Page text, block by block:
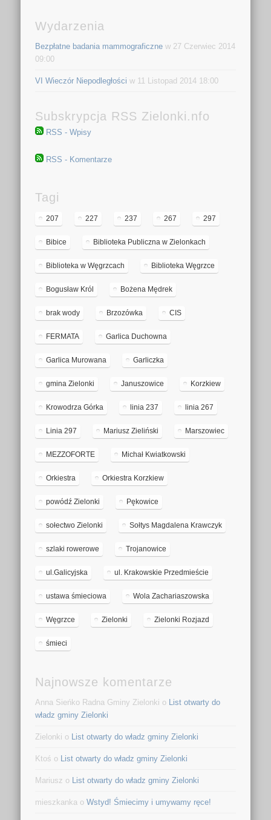
Wydarzenia
Bezpłatne badania mammograficzne w 27 Czerwiec 2014
09:00
VI Wieczór Niepodległości w 11 Listopad 2014 18:00
Subskrypcja RSS Zielonki.nfo
RSS - Wpisy
RSS - Komentarze
Tagi
207 227 237 267 297
Bibice Biblioteka Publiczna w Zielonkach
Biblioteka w Węgrzcach Biblioteka Węgrzce
Bogusław Król Bożena Mędrek
brak wody Brzozówka CIS
FERMATA Garlica Duchowna
Garlica Murowana Garliczka
gmina Zielonki Januszowice Korzkiew
Krowodrza Górka linia 237 linia 267
Linia 297 Mariusz Zieliński Marszowiec
MEZZOFORTE Michał Kwiatkowski
Orkiestra Orkiestra Korzkiew
powódź Zielonki Pękowice
sołectwo Zielonki Sołtys Magdalena Krawczyk
szlaki rowerowe Trojanowice
ul.Galicyjska ul. Krakowskie Przedmieście
ustawa śmieciowa Wola Zachariaszowska
Węgrzce Zielonki Zielonki Rozjazd
śmieci
Najnowsze komentarze
Anna Sieńko Radna Gminy Zielonki o List otwarty do
władz gminy Zielonki
Zielonki o List otwarty do władz gminy Zielonki
Ktoś o List otwarty do władz gminy Zielonki
Mariusz o List otwarty do władz gminy Zielonki
mieszkanka oWstyd! Śmiecimy i umywamy ręce!